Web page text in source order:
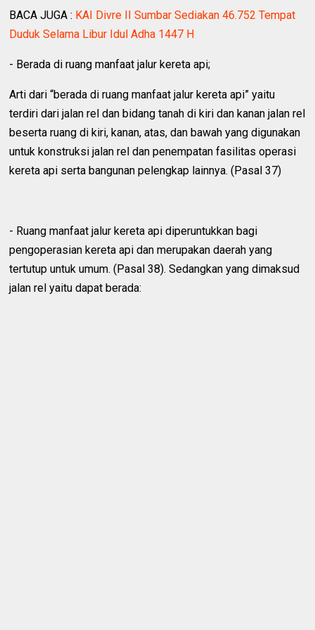
BACA JUGA : KAI Divre II Sumbar Sediakan 46.752 Tempat
Duduk Selama Libur Idul Adha 1447 H
- Berada di ruang manfaat jalur kereta api;
Arti dari “berada di ruang manfaat jalur kereta api” yaitu
terdiri dari jalan rel dan bidang tanah di kiri dan kanan jalan rel
beserta ruang di kiri, kanan, atas, dan bawah yang digunakan
untuk konstruksi jalan rel dan penempatan fasilitas operasi
kereta api serta bangunan pelengkap lainnya. (Pasal 37)
- Ruang manfaat jalur kereta api diperuntukkan bagi
pengoperasian kereta api dan merupakan daerah yang
tertutup untuk umum. (Pasal 38). Sedangkan yang dimaksud
jalan rel yaitu dapat berada: